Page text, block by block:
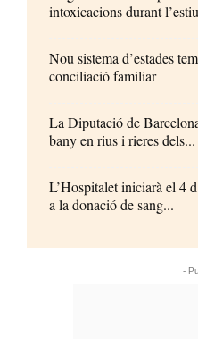
intoxicacions durant l’estiu
Nou sistema d’estades
conciliació familiar
La Diputació de
bany en rius i rieres dels...
L’Hospitalet iniciarà el 4
a la donació de sang...
-